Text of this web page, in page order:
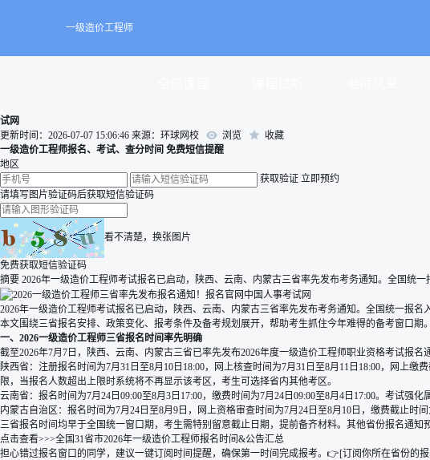
一级造价工程师
试网
更新时间：2026-07-07 15:06:46 来源：环球网校 浏览
收藏
一级造价工程师报名、考试、查分时间 免费短信提醒
地区
获取验证 立即预约
请填写图片验证码后获取短信验证码
看不清楚，换张图片
免费获取短信验证码
摘要 2026年一级造价工程师考试报名已启动，陕西、云南、内蒙古三省率先发布考务通知。全国统
2026年一级造价工程师考试报名已启动，陕西、云南、内蒙古三省率先发布考务通知。全国统一报名
本文围绕三省报名安排、政策变化、报考条件及备考规划展开，帮助考生抓住今年难得的备考窗口期。
一、2026一级造价工程师三省报名时间率先明确
截至2026年7月7日，陕西、云南、内蒙古三省已率先发布2026年度一级造价工程师职业资格考试报名通
陕西省：注册报名时间为7月31日至8月10日18:00，网上核查时间为7月31日至8月11日18:00，网上
限，当报名人数超出上限时系统将不再显示该考区，考生可选择省内其他考区。
云南省：报名时间为7月24日09:00至8月3日17:00，缴费时间为7月24日09:00至8月4日17:00。考试强
内蒙古自治区：报名时间为7月24日至8月9日，网上资格审查时间为7月24日至8月10日，缴费截止时间
三省报名时间均早于全国统一窗口期，考生需特别留意截止日期，提前备齐材料。其他省份报名通知
点击查看>>>全国31省市2026年一级造价工程师报名时间&公告汇总
担心错过报名窗口的同学，建议一键订阅时间提醒，确保第一时间完成报考。👉[订阅你所在省份的报